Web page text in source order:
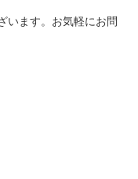
います。お気軽にお問